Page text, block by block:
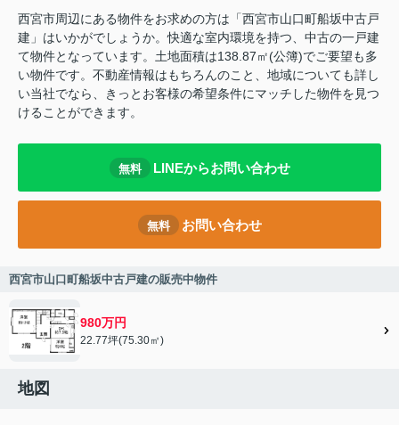
西宮市周辺にある物件をお求めの方は「西宮市山口町船坂中古戸
建」はいかがでしょうか。快適な室内環境を持つ、中古の一戸建
て物件となっています。土地面積は138.87㎡(公簿)でご要望も多
い物件です。不動産情報はもちろんのこと、地域についても詳し
い当社でなら、きっとお客様の希望条件にマッチした物件を見つ
けることができます。
無料 LINEからお問い合わせ
無料 お問い合わせ
西宮市山口町船坂中古戸建の販売中物件
980万円
22.77坪(75.30㎡)
地図